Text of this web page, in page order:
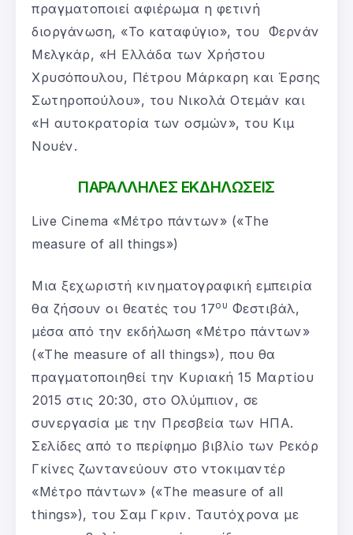
πραγματοποιεί αφιέρωμα η φετινή
διοργάνωση, «Το καταφύγιο», του
Φερνάν
Μελγκάρ, «Η Ελλάδα των Χρήστου
Χρυσόπουλου, Πέτρου Μάρκαρη και Έρσης
Σωτηροπούλου», του Νικολά Oτεμάν και
«Η αυτοκρατορία των οσμών», του Κιμ
Νουέν.
ΠΑΡΑΛΛΗΛΕΣ ΕΚΔΗΛΩΣΕΙΣ
Live Cinema «Μέτρο πάντων» («The
measure of all things»)
Μια ξεχωριστή κινηματογραφική εμπειρία
θα ζήσουν οι θεατές του 17ου Φεστιβάλ,
μέσα από την εκδήλωση «Μέτρο πάντων»
(«The measure of all things») , που θα
πραγματοποιηθεί την Κυριακή 15 Μαρτίου
2015 στις 20:30, στο Ολύμπιον, σε
συνεργασία με την Πρεσβεία των ΗΠΑ.
Σελίδες από το περίφημο βιβλίο των Ρεκόρ
Γκίνες ζωντανεύουν στο ντοκιμαντέρ
«Μέτρο πάντων» («The measure of all
things»), του Σαμ Γκριν. Ταυτόχρονα με